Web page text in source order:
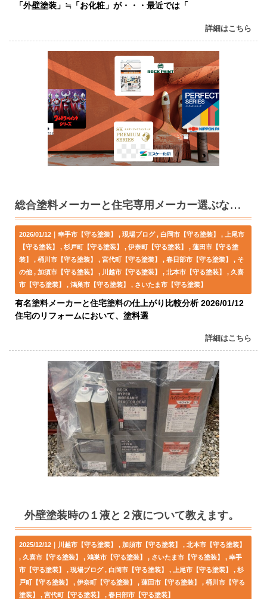
「外壁塗装」≒「お化粧」が・・・最近では「
詳細はこちら
総合塗料メーカーと住宅専用メーカー選ぶならどっちだ？
2026/01/12｜幸手市【守る塗装】 現場ブログ 白岡市【守る塗装】
上尾市
【守る塗装】
杉戸町【守る塗装】 伊奈町【守る塗装】
蓮田市【守る塗
装】
桶川市【守る塗装】 宮代町【守る塗装】 春日部市【守る塗装】
そ
の他
加須市【守る塗装】 川越市【守る塗装】 北本市【守る塗装】
久喜
市【守る塗装】
鴻巣市【守る塗装】 さいたま市【守る塗装】
有名塗料メーカーと住宅塗料の仕上がり比較分析 2026/01/12
住宅のリフォームにおいて、塗料選
詳細はこちら
外壁塗装時の１液と２液について教えます。
2025/12/12｜ 川越市【守る塗装】 加須市【守る塗装】
北本市【守る塗装】
久喜市【守る塗装】
鴻巣市【守る塗装】 さいたま市【守る塗装】
幸手
市【守る塗装】
現場ブログ 白岡市【守る塗装】 上尾市【守る塗装】
杉
戸町【守る塗装】
伊奈町【守る塗装】 蓮田市【守る塗装】
桶川市【守る
塗装】
宮代町【守る塗装】 春日部市【守る塗装】